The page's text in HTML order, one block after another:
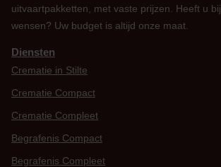
uitvaartpakketten, met vaste prijzen. Heeft u
wensen? Uw budget is altijd onze maat.
Diensten
Crematie in Stilte
Crematie Compact
Crematie Compleet
Begrafenis Compact
Begrafenis Compleet